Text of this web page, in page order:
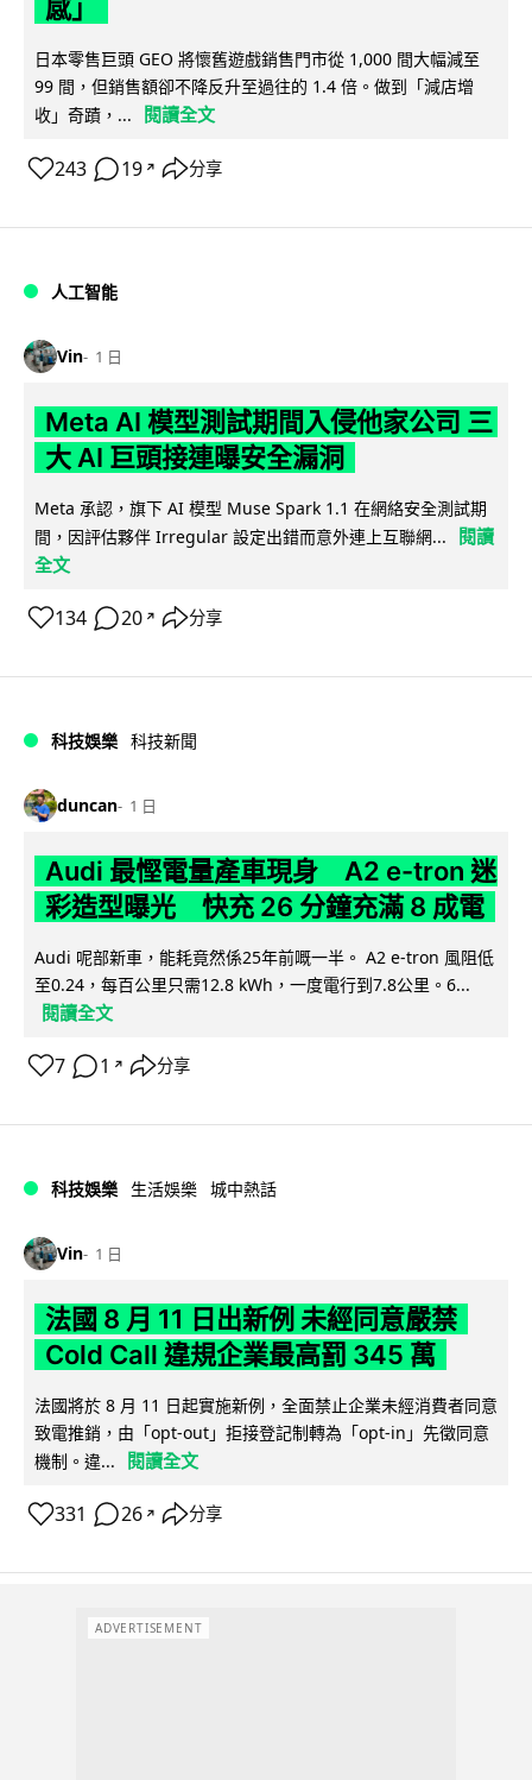
感」
日本零售巨頭 GEO 將懷舊遊戲銷售門市從 1,000 間大幅減至
99 間，但銷售額卻不降反升至過往的 1.4 倍。做到「減店增
收」奇蹟，...
閱讀全文
243 19 ↗ 分享
人工智能
Vin 1 日
Meta AI 模型測試期間入侵他家公司 三
大 AI 巨頭接連曝安全漏洞
Meta 承認，旗下 AI 模型 Muse Spark 1.1 在網絡安全測試期
間，因評估夥伴 Irregular 設定出錯而意外連上互聯網...
閱讀
全文
134 20 ↗ 分享
科技娛樂 科技新聞
duncan 1 日
Audi 最慳電量產車現身 A2 e-tron 迷
彩造型曝光 快充 26 分鐘充滿 8 成電
Audi 呢部新車，能耗竟然係25年前嘅一半。 A2 e-tron 風阻低
至0.24，每百公里只需12.8 kWh，一度電行到7.8公里。6...
閱讀全文
7 1 ↗ 分享
科技娛樂 生活娛樂 城中熱話
Vin 1 日
法國 8 月 11 日出新例 未經同意嚴禁
Cold Call 違規企業最高罰 345 萬
法國將於 8 月 11 日起實施新例，全面禁止企業未經消費者同意
致電推銷，由「opt-out」拒接登記制轉為「opt-in」先徵同意
機制。違...
閱讀全文
331 26 ↗ 分享
ADVERTISEMENT